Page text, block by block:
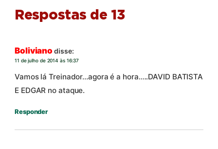
Respostas de 13
Boliviano disse:
11 de julho de 2014 às 16:37
Vamos lá Treinador…agora é a hora…..DAVID BATISTA
E EDGAR no ataque.
Responder